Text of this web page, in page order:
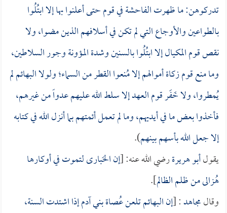
تدركوهن: ما ظهرت الفاحشة في قوم حتى أعلنوا بها إلا ابتُلُوا
بالطواعين والأوجاع التي لم تكن في أسلافهم الذين مضوا، ولا
نقص قوم المكيال إلا ابتُلُوا بالسنين وشدة المؤونة وجور السلاطين،
وما منع قوم زكاة أموالهم إلا مُنعوا القطر من السماء؛ ولولا البهائم لم
يُمطروا، ولا خَفَر قوم العهد إلا سلط الله عليهم عدواً من غيرهم،
فأخذوا بعض ما في أيديهم، وما لم تعمل أئمتهم بما أنزل الله في كتابه
إلا جعل الله بأسهم بينهم).
يقولأبو هريرةرضي الله عنه: [إن الحَبارى لتموت في أوكارها
هُزالى من ظلم الظالم].
وقالمجاهد: [إن البهائم تلعن عُصاة بني آدم إذا اشتدت السنة،